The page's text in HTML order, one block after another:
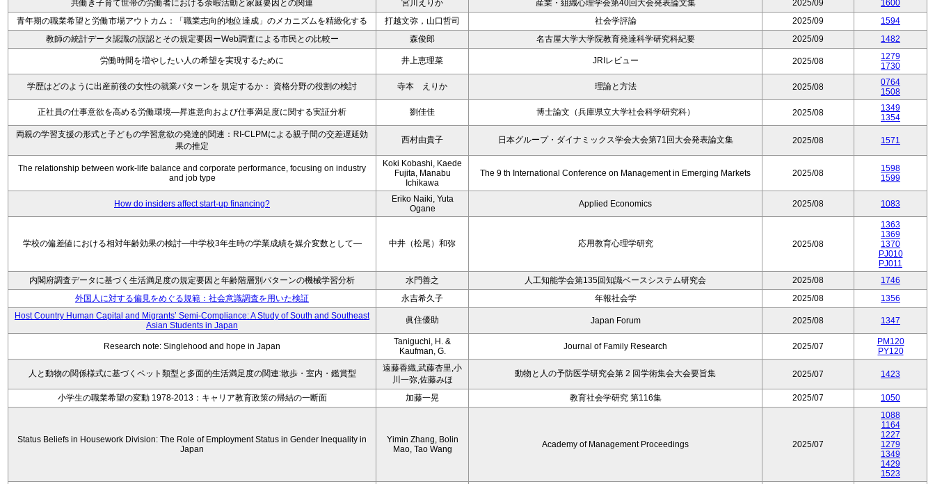
共働き子育て世帯の労働者における余暇活動と家庭要因との関連
宮川えりか 産業・組織心理学会第40回大会発表論文集 2025/09
1600
青年期の職業希望と労働市場アウトカム：「職業志向的地位達成」のメカニズムを精緻化する
打越文弥，山口哲司 社会学評論 2025/09
1594
教師の統計データ認識の誤認とその規定要因ーWeb調査による市民との比較ー
森俊郎 名古屋大学大学院教育発達科学研究科紀要 2025/09 1482
労働時間を増やしたい人の希望を実現するために 井上恵理菜 JRIレビュー 2025/08
1279
1730
学歴はどのように出産前後の女性の就業パターンを 規定するか： 資格分野の役割の検討 寺本 えりか 理論と方法 2025/08
0764
1508
正社員の仕事意欲を高める労働環境―昇進意向および仕事満足度に関する実証分析 劉佳佳 博士論文（兵庫県立大学社会科学研究科） 2025/08
1349
1354
両親の学習支援の形式と子どもの学習意欲の発達的関連：RI-CLPMによる親子間の交差遅延効
果の推定
西村由貴子 日本グループ・ダイナミックス学会大会第71回大会発表論文集 2025/08 1571
The relationship between work-life balance and corporate performance, focusing on industry
and job type
Koki Kobashi, Kaede
Fujita, Manabu
Ichikawa
The 9 th International Conference on Management in Emerging Markets 2025/08
1598
1599
How do insiders affect start-up financing?
Eriko Naiki, Yuta
Ogane
Applied Economics 2025/08 1083
学校の偏差値における相対年齢効果の検討―中学校3年生時の学業成績を媒介変数として― 中井（松尾）和弥 応用教育心理学研究 2025/08
1363
1369
1370
PJ010
PJ011
内閣府調査データに基づく生活満足度の規定要因と年齢階層別パターンの機械学習分析
水門善之 人工知能学会第135回知識ベースシステム研究会 2025/08
1746
外国人に対する偏見をめぐる規範：社会意識調査を用いた検証
永吉希久子 年報社会学 2025/08
1356
Host Country Human Capital and Migrants’ Semi-Compliance: A Study of South and Southeast
Asian Students in Japan
眞住優助 Japan Forum 2025/08 1347
Research note: Singlehood and hope in Japan
Taniguchi, H. &
Kaufman, G.
Journal of Family Research 2025/07
PM120
PY120
人と動物の関係様式に基づくペット類型と多面的生活満足度の関連:散歩・室内・鑑賞型
遠藤香織,武藤杏里,小
川一弥,佐藤みほ
動物と人の予防医学研究会第 2 回学術集会大会要旨集 2025/07 1423
小学生の職業希望の変動 1978-2013：キャリア教育政策の帰結の一断面 加藤一晃 教育社会学研究 第116集 2025/07 1050
Status Beliefs in Housework Division: The Role of Employment Status in Gender Inequality in
Japan
Yimin Zhang, Bolin
Mao, Tao Wang
Academy of Management Proceedings 2025/07
1088
1164
1227
1279
1349
1429
1523